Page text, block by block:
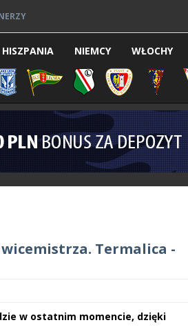
HISZPANIA NIEMCY WŁOCHY
Termalica -
w ostatnim momencie, dzięki